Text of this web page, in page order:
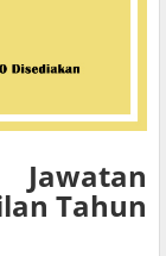
Tahun